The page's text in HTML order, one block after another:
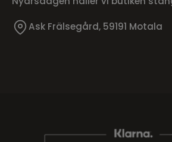
Ask Frälsegård, 59191 Motala